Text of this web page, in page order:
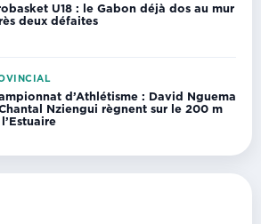
U18 : le Gabon déjà dos au mur
deux défaites
d’Athlétisme : David Nguema
Nziengui règnent sur le 200 m